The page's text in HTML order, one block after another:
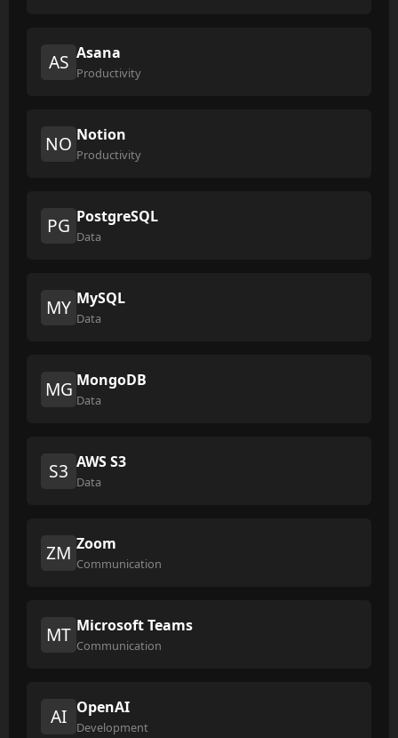
AS Asana
Productivity
NO Notion
Productivity
PG PostgreSQL
Data
MY MySQL
Data
MG MongoDB
Data
S3 AWS S3
Data
ZM Zoom
Communication
MT Microsoft Teams
Communication
AI OpenAI
Development